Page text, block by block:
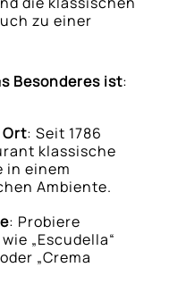
zu einer
Besonderes ist:
: Seit 1786
klassische
in einem
Ambiente.
: Probiere
„Escudella“
„Crema